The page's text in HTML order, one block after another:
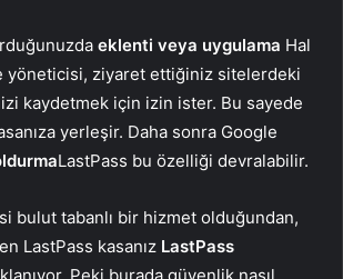
eklenti veya uygulama Hal
yöneticisi, ziyaret ettiğiniz sitelerdeki
kaydetmek için izin ister. Bu sayede
yerleşir. Daha sonra Google
LastPass bu özelliği devralabilir.
bulut tabanlı bir hizmet olduğundan,
LastPass kasanız LastPass
Peki burada güvenlik nasıl